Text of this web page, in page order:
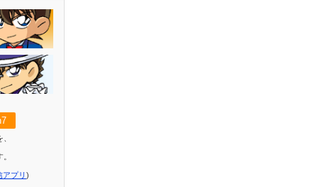
アプリ )